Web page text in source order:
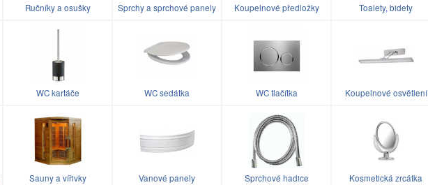
Ručníky a osušky Sprchy a sprchové panely Koupelnové předložky Toalety, bidety
WC kartáče WC sedátka WC tlačítka Koupelnové osvětlení
Sauny a vířivky Vanové panely Sprchové hadice Kosmetická zrcátka